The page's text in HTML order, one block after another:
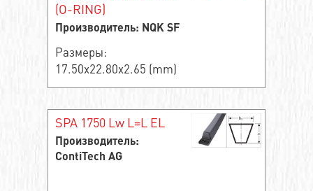
(O-RING)
Производитель: NQK SF
Размеры:
17.50x22.80x2.65 (mm)
SPA 1750 Lw L=L EL
Производитель:
ContiTech AG